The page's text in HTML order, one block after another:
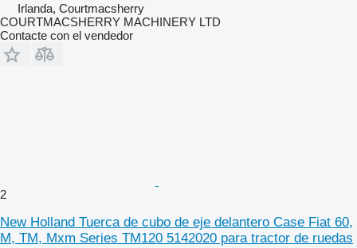
Irlanda, Courtmacsherry
COURTMACSHERRY MACHINERY LTD
Contacte con el vendedor
2
New Holland Tuerca de cubo de eje delantero Case Fiat 60,
M, TM, Mxm Series TM120 5142020 para tractor de ruedas